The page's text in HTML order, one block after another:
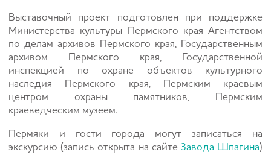
Выставочный проект подготовлен при поддержке
Министерства культуры Пермского края Агентством
по делам архивов Пермского края, Государственным
архивом Пермского края, Государственной
инспекцией по охране объектов культурного
наследия Пермского края, Пермским краевым
центром охраны памятников, Пермским
краеведческим музеем.
Пермяки и гости города могут записаться на
экскурсию (запись открыта на сайте Завода Шпагина)